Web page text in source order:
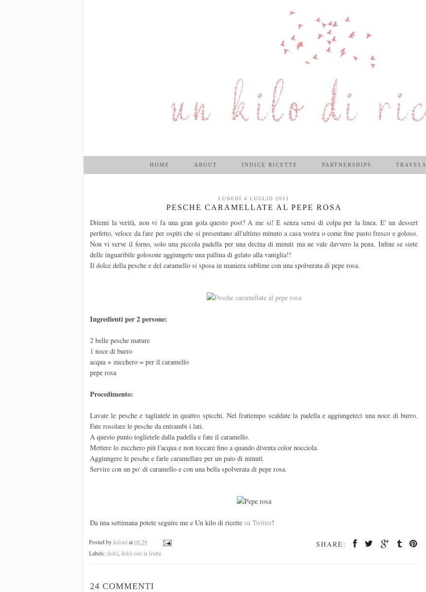
HOME ABOUT INDICE RICETTE PARTNERSHIPS TRAVELS
LUNEDÌ 4 LUGLIO 2011
PESCHE CARAMELLATE AL PEPE ROSA
Ditemi la verità, non vi fa una gran gola questo post? A me si! E senza sensi di colpa per la linea. E' un dessert
perfetto, veloce da fare per ospiti che si presentano all'ultimo minuto a casa vostra o come fine pasto fresco e goloso.
Non vi serve il forno, solo una piccola padella per una decina di minuti ma ne vale davvero la pena. Infine se siete
delle inguaribile golosone aggiungete una pallina di gelato alla vaniglia!!
Il dolce della pesche e del caramello si sposa in maniera sublime con una spolverata di pepe rosa.
Ingredienti per 2 persone:
2 belle pesche mature
1 noce di burro
acqua + zucchero = per il caramello
pepe rosa
Procedimento:
Lavate le pesche e tagliatele in quattro spicchi. Nel frattempo scaldate la padella e aggiungeteci una noce di burro.
Fate rosolare le pesche da entrambi i lati.
A questo punto toglietele dalla padella e fate il caramello.
Mettere lo zucchero più l'acqua e non toccare fino a quando diventa color nocciola.
Aggiungere le pesche e farle caramellare per un paio di minuti.
Servire con un po' di caramello e con una bella spolverata di pepe rosa.
Da una settimana potete seguire me e Un kilo di ricette su Twitter!
SHARE:
Posted by kristel at 08:29
Labels: dolci, dolci con la frutta
24 COMMENTI